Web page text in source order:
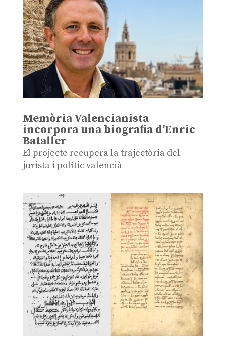
Memòria Valencianista
incorpora una biografia d’Enric
Bataller
El projecte recupera la trajectòria del
jurista i polític valencià